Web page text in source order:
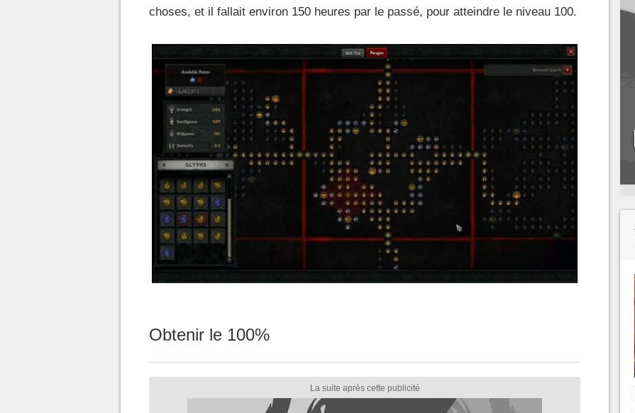
choses, et il fallait environ 150 heures par le passé, pour atteindre le niveau 100.
Obtenir le 100%